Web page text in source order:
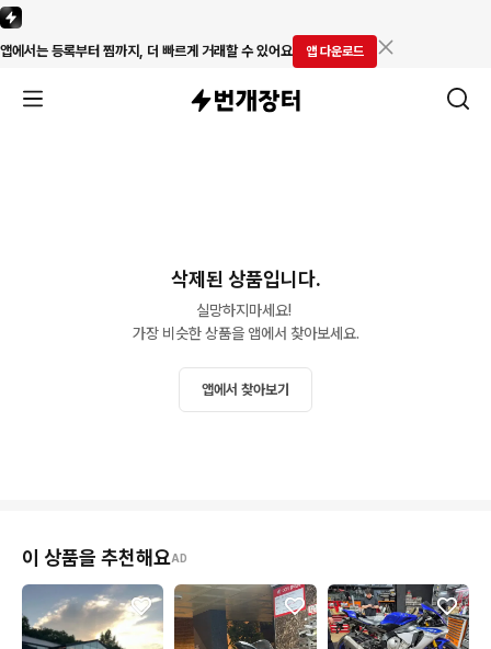
앱에서는 등록부터 찜까지, 더 빠르게 거래할 수 있어요 앱 다운로드
삭제된 상품입니다.
실망하지마세요!
가장 비슷한 상품을 앱에서 찾아보세요.
앱에서 찾아보기
이 상품을 추천해요AD